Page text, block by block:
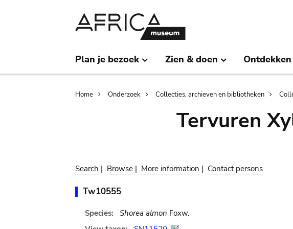
Plan je bezoek Zien & doen Ontdekken
Breadcrumb
Home Onderzoek Collecties, archieven en bibliotheken
Tervuren
Search | Browse | More information | Contact persons
Tw10555
Species: Shorea almon Foxw.